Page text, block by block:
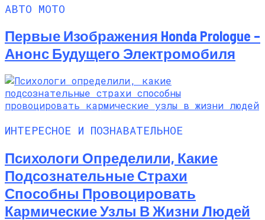
АВТО МОТО
Первые Изображения Honda Prologue –
Анонс Будущего Электромобиля
ИНТЕРЕСНОЕ И ПОЗНАВАТЕЛЬНОЕ
Психологи Определили, Какие
Подсознательные Страхи
Способны Провоцировать
Кармические Узлы В Жизни Людей